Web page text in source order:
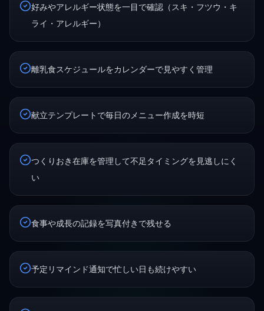
好みやアレルギー状態を一目で確認（スキ・フツウ・キ
ライ・アレルギー）
離乳食スケジュールをカレンダーで見やすく管理
献立テンプレートで毎日のメニュー作成を時短
つくりおき在庫を管理して不足タイミングを見逃しにく
い
食事や成長の記録を写真付きで残せる
予定リマインド通知で忙しい日も続けやすい